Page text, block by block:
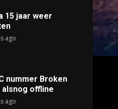
15 jaar weer
ago
nummer Broken
alsnog offline
ago